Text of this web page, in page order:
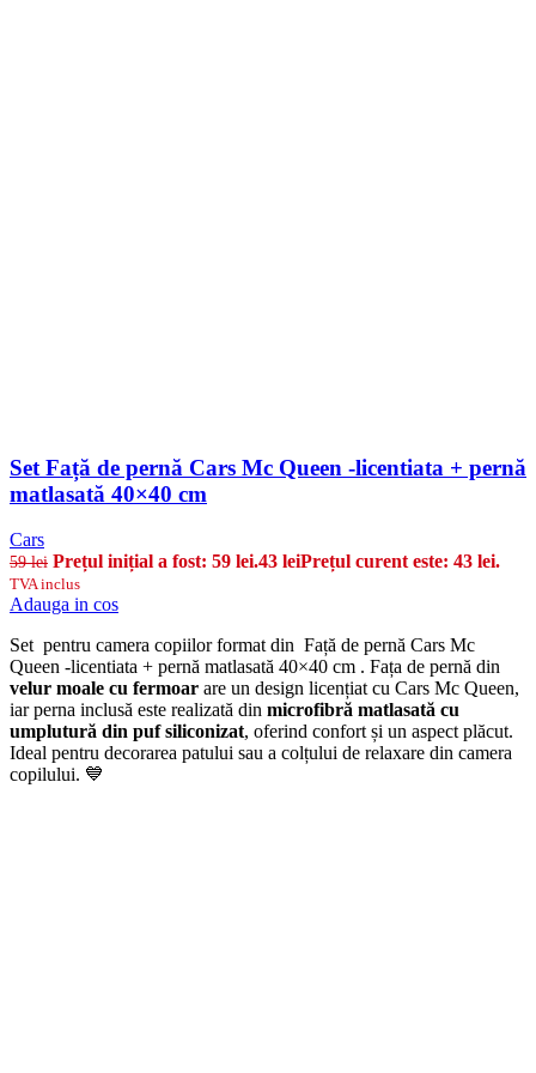
Set Față de pernă Cars Mc Queen -licentiata + pernă
matlasată 40×40 cm
Cars
59lei Prețul inițial a fost: 59 lei.43 leiPrețul curent este: 43 lei.
TVA inclus
Adauga in cos
Set pentru camera copiilor format din Față de pernă Cars Mc
Queen -licentiata + pernă matlasată 40×40 cm . Fața de pernă din
velur moale cu fermoar are un design licențiat cu Cars Mc Queen,
iar perna inclusă este realizată din microfibră matlasată cu
umplutură din puf siliconizat, oferind confort și un aspect plăcut.
Ideal pentru decorarea patului sau a colțului de relaxare din camera
copilului. 💙